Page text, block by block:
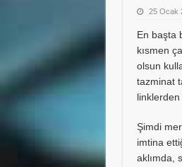
25 Ocak
En başta
kısmen
olsun
tazminat
linklerden
Şimdi
imtina
aklımda,